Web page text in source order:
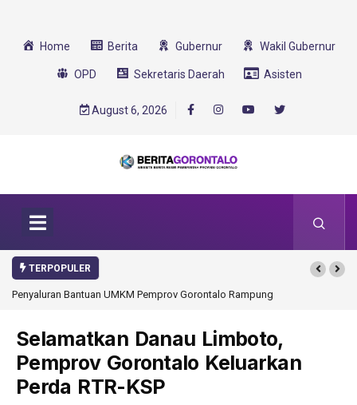
Home Berita Gubernur Wakil Gubernur
OPD Sekretaris Daerah Asisten
August 6, 2026
TERPOPULER
Penyaluran Bantuan UMKM Pemprov Gorontalo RampungGorontalo Ikut
Selamatkan Danau Limboto,
Pemprov Gorontalo Keluarkan
Perda RTR-KSP